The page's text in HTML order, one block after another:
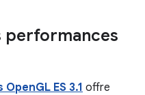
performances
OpenGL ES 3.1 offre